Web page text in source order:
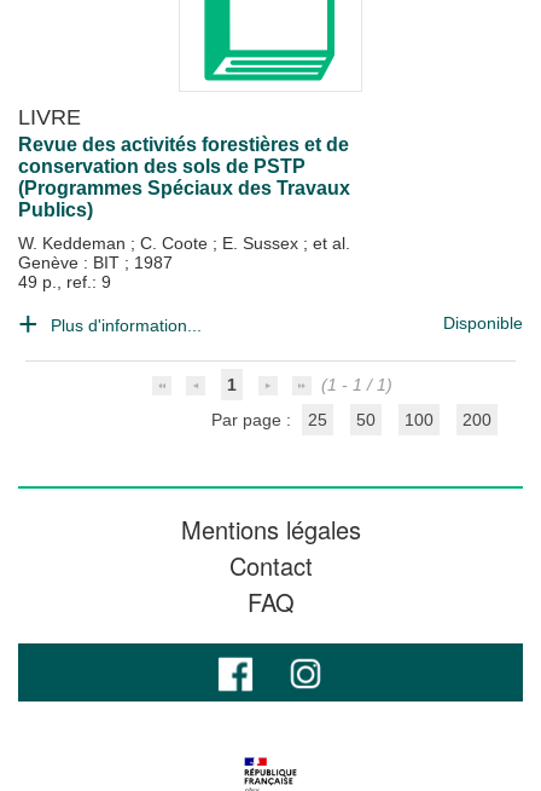
LIVRE
Revue des activités forestières et de
conservation des sols de PSTP
(Programmes Spéciaux des Travaux
Publics)
W. Keddeman ; C. Coote ; E. Sussex ; et al.
Genève : BIT ; 1987
49 p., ref.: 9
Plus d'information... Disponible
1
(1 - 1 / 1)
Par page :
25 50 100 200
Mentions légales
Contact
FAQ